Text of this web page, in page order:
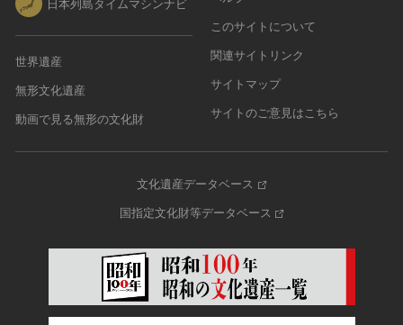
伝統芸能
工芸技術
民俗芸能
日本列島タイムマシンナビ
世界遺産
無形文化遺産
動画で見る無形の文化財
このサイトについて
関連サイトリンク
サイトマップ
サイトのご意見はこちら
文化遺産データベース
国指定文化財等データベース